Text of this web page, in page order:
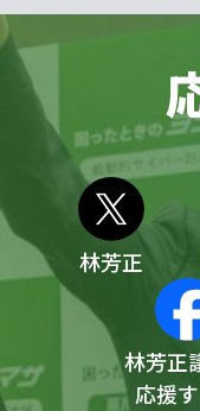
林芳正
林芳正
応援